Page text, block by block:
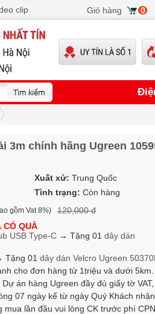
3m chính hãng Ugreen
Xuất xứ: Trung Quốc
Tình trạng: Còn hàng
gồm Vat 8%)
120,000 đ
CÓ QUÀ
USB Type-C → Tặng 01 dây dán
Tặng 01 dây dán Velcro Ugreen
cho đơn hàng từ 1triệu và dưới 5km.
án hàng Ugreen đầy đủ giấy tờ
07 ngày kể từ ngày Quý Khách nhận
lần đầu vui lòng CK trước phí CPN.
0
Giỏ hàng
clip